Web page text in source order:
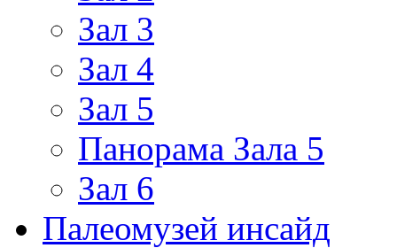
Зал 3
Зал 4
Зал 5
Панорама Зала 5
Зал 6
Палеомузей инсайд